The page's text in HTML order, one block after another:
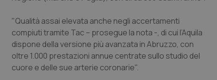
Umbria
Valle D’Aosta
Oftalmologia
Oncodermatologia
"Qualità assai elevata anche negli accertamenti
compiuti tramite Tac – prosegue la nota -, di cui l’Aquila
dispone della versione più avanzata in Abruzzo, con
oltre 1.000 prestazioni annue centrate sullo studio del
cuore e delle sue arterie coronarie".